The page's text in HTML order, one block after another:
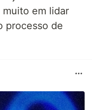
em lidar
processo de